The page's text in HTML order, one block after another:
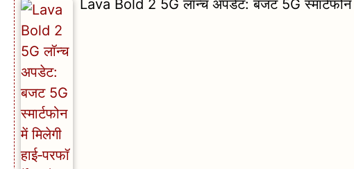
Lava Bold 2 5G लॉन्च अपडेट: बजट 5G स्मार्टफोन में